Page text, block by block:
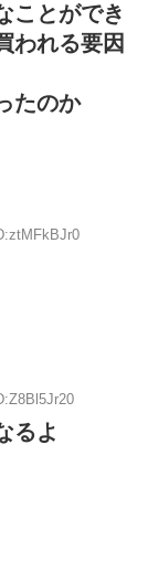
ことができ
われる要因
たのか
るよ